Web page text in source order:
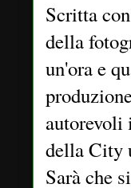
Scritta
della
un'ora e
autorevoli
della City
Sarà che